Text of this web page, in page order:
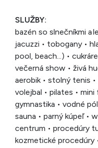
SLUŽBY:
bazén so slnečníkmi a
jacuzzi • tobogany •
pool, beach...) •
večerná show • živá
aerobik • stolný tenis
volejbal • pilates •
gymnastika • vodné
sauna • parný kúpeľ •
centrum • procedúry
kozmetické procedúry